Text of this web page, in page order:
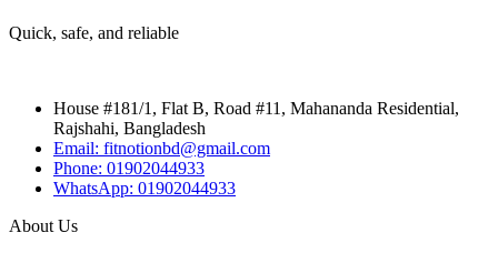
Quick, safe, and reliable
House #181/1, Flat B, Road #11, Mahananda Residential,
Rajshahi, Bangladesh
Email: fitnotionbd@gmail.com
Phone: 01902044933
WhatsApp: 01902044933
About Us